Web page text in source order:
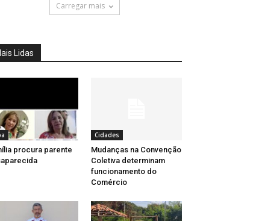
Carregar mais
Lidas
procura parente
Cidades
Mudanças na Convenção
Coletiva determinam
funcionamento do
Comércio